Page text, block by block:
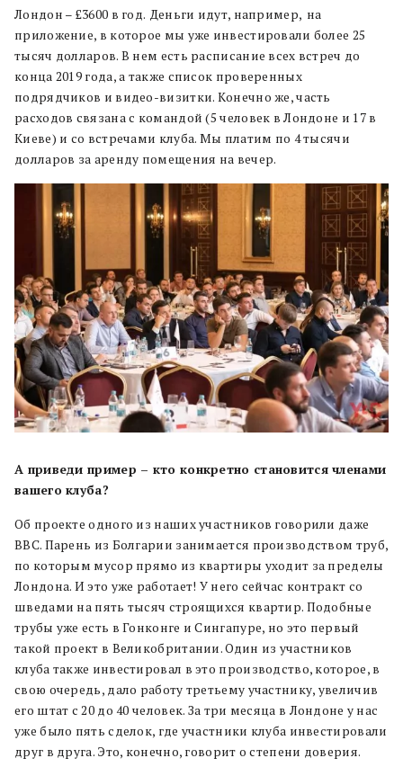
Лондон – £3600 в год. Деньги идут, например, на
приложение, в которое мы уже инвестировали более 25
тысяч долларов. В нем есть расписание всех встреч до
конца 2019 года, а также список проверенных
подрядчиков и видео-визитки. Конечно же, часть
расходов связана с командой (5 человек в Лондоне и 17 в
Киеве) и со встречами клуба. Мы платим по 4 тысячи
долларов за аренду помещения на вечер.
А приведи пример – кто конкретно становится членами
вашего клуба?
Об проекте одного из наших участников говорили даже
BBC. Парень из Болгарии занимается производством труб,
по которым мусор прямо из квартиры уходит за пределы
Лондона. И это уже работает! У него сейчас контракт со
шведами на пять тысяч строящихся квартир. Подобные
трубы уже есть в Гонконге и Сингапуре, но это первый
такой проект в Великобритании. Один из участников
клуба также инвестировал в это производство, которое, в
свою очередь, дало работу третьему участнику, увеличив
его штат с 20 до 40 человек. За три месяца в Лондоне у нас
уже было пять сделок, где участники клуба инвестировали
друг в друга. Это, конечно, говорит о степени доверия.